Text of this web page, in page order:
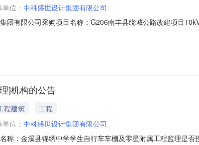
位： 中科盛世设计集团有限公司
团有限公司采购项目名称：G206南丰县绕城公路改建项目
改建项目10kV及以下线路迁改工程进行预算编制洽谈时间：
]机构的公告
程建筑
工程
位： 中科盛世设计集团有限公司
称：金溪县锦绣中学学生自行车车棚及零星附属工程监理是否